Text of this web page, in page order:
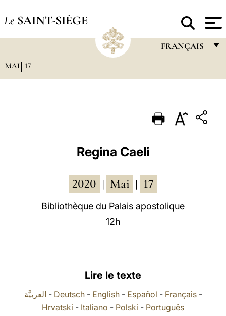
Le SAINT-SIÈGE
FRANÇAIS
PORTUGUÊS
العربيّة
MAI 17
Regina Caeli
2020 Mai 17
Bibliothèque du Palais apostolique
12h
Lire le texte
العربيَّة - Deutsch- English- Español - Français-
Hrvatski - Italiano - Polski - Português